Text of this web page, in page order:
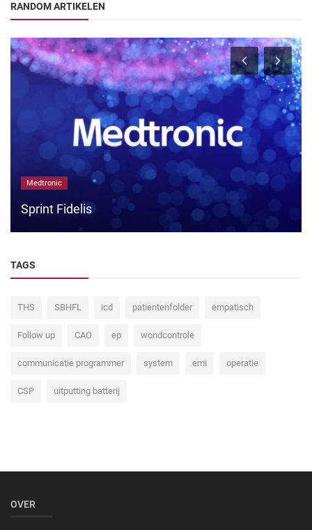
RANDOM ARTIKELEN
Medtronic
Sprint Fidelis
TAGS
THS SBHFL icd patientenfolder empatisch
Follow up CAO ep wondcontrole
communicatie programmer system emi operatie
CSP uitputting batterij
OVER